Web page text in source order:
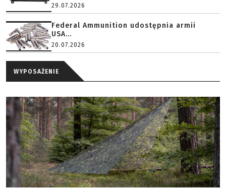
29.07.2026
Federal Ammunition udostępnia armii
USA...
20.07.2026
WYPOSAŻENIE